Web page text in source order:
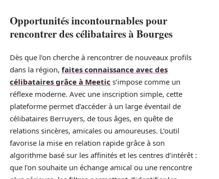
Opportunités incontournables pour
rencontrer des célibataires à Bourges
Dès que l’on cherche à rencontrer de nouveaux profils
dans la région, faites connaissance avec des
célibataires grâce à Meetic s’impose comme un
réflexe moderne. Avec une inscription simple, cette
plateforme permet d’accéder à un large éventail de
célibataires Berruyers, de tous âges, en quête de
relations sincères, amicales ou amoureuses. L’outil
favorise la mise en relation rapide grâce à son
algorithme basé sur les affinités et les centres d’intérêt :
que l’on souhaite un échange amical ou une rencontre